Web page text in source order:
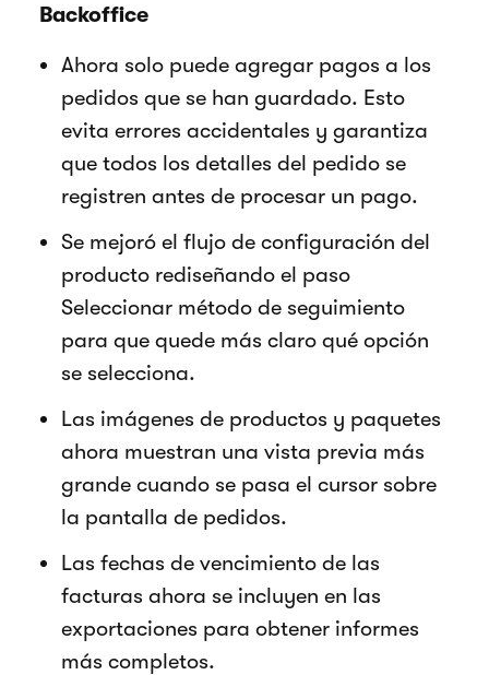
Backoffice
Ahora solo puede agregar pagos a los
pedidos que se han guardado. Esto
evita errores accidentales y garantiza
que todos los detalles del pedido se
registren antes de procesar un pago.
Se mejoró el flujo de configuración del
producto rediseñando el paso
Seleccionar método de seguimiento
para que quede más claro qué opción
se selecciona.
Las imágenes de productos y paquetes
ahora muestran una vista previa más
grande cuando se pasa el cursor sobre
la pantalla de pedidos.
Las fechas de vencimiento de las
facturas ahora se incluyen en las
exportaciones para obtener informes
más completos.